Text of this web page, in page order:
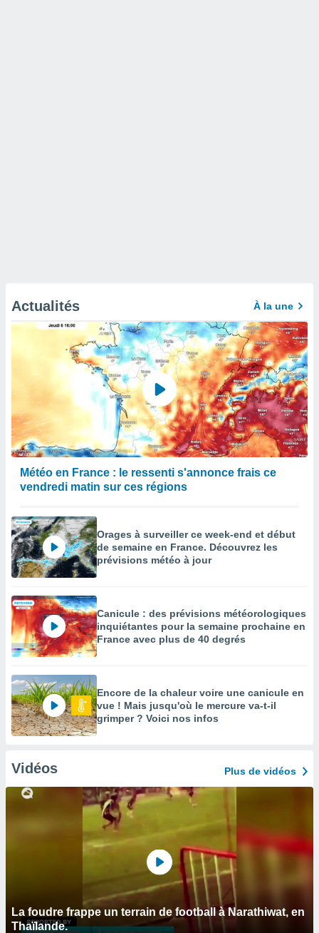
Actualités À la une
Météo en France : le ressenti s'annonce frais ce
vendredi matin sur ces régions
Orages à surveiller ce week-end et début
de semaine en France. Découvrez les
prévisions météo à jour
Canicule : des prévisions météorologiques
inquiétantes pour la semaine prochaine en
France avec plus de 40 degrés
Encore de la chaleur voire une canicule en
vue ! Mais jusqu'où le mercure va-t-il
grimper ? Voici nos infos
Vidéos Plus de vidéos
La foudre frappe un terrain de football à Narathiwat, en
Thaïlande.